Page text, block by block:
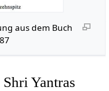
aus dem Buch
Yantras